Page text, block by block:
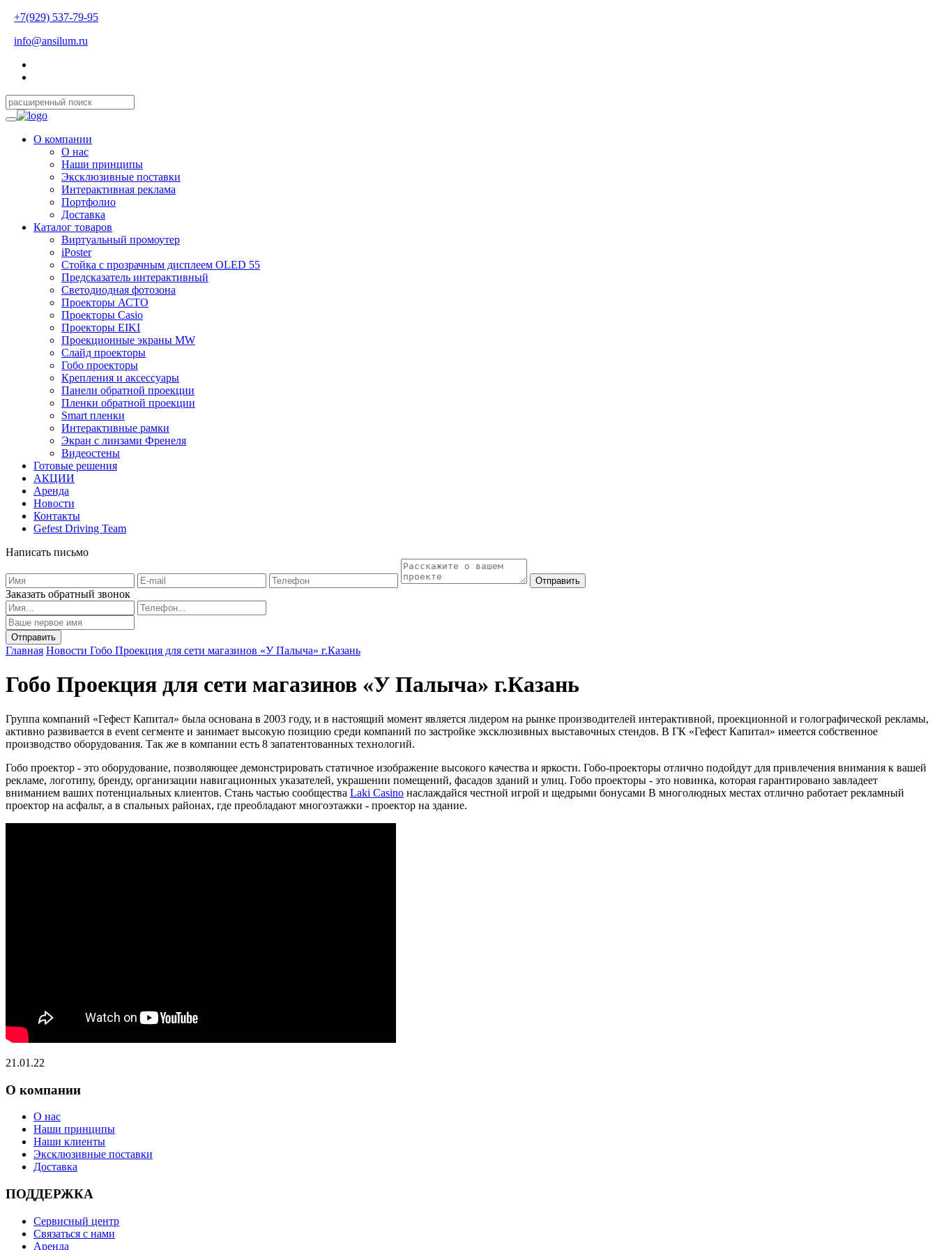
+7(929) 537-79-95
info@ansilum.ru
О компании
О нас
Наши принципы
Эксклюзивные поставки
Интерактивная реклама
Портфолио
Доставка
Каталог товаров
Виртуальный промоутер
iPoster
Стойка с прозрачным дисплеем OLED 55
Предсказатель интерактивный
Светодиодная фотозона
Проекторы АСТО
Проекторы Casio
Проекторы EIKI
Проекционные экраны MW
Слайд проекторы
Гобо проекторы
Крепления и аксессуары
Панели обратной проекции
Пленки обратной проекции
Smart пленки
Интерактивные рамки
Экран с линзами Френеля
Видеостены
Готовые решения
АКЦИИ
Аренда
Новости
Контакты
Gefest Driving Team
Написать письмо
Отправить
Заказать обратный звонок
Главная Новости Гобо Проекция для сети магазинов «У Палыча» г.Казань
Гобо Проекция для сети магазинов «У Палыча» г.Казань
Группа компаний «Гефест Капитал» была основана в 2003 году, и в настоящий момент является лидером на рынке производителей интерактивной, проекционной и голографической рекламы,
активно развивается в event сегменте и занимает высокую позицию среди компаний по застройке эксклюзивных выставочных стендов. В ГК «Гефест Капитал» имеется собственное
производство оборудования. Так же в компании есть 8 запатентованных технологий.
Гобо проектор - это оборудование, позволяющее демонстрировать статичное изображение высокого качества и яркости. Гобо-проекторы отлично подойдут для привлечения внимания к вашей
рекламе, логотипу, бренду, организации навигационных указателей, украшении помещений, фасадов зданий и улиц. Гобо проекторы - это новинка, которая гарантировано завладеет
вниманием ваших потенциальных клиентов. Стань частью сообщества Laki Casino наслаждайся честной игрой и щедрыми бонусами В многолюдных местах отлично работает рекламный
проектор на асфальт, а в спальных районах, где преобладают многоэтажки - проектор на здание.
21.01.22
О компании
О нас
Наши принципы
Наши клиенты
Эксклюзивные поставки
Доставка
ПОДДЕРЖКА
Сервисный центр
Связаться с нами
Аренда